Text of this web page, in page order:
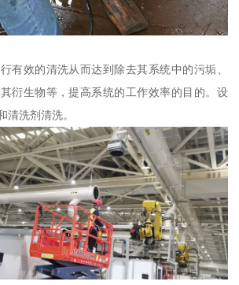
有效的清洗从而达到除去其系统中的污垢、
衍生物等，提高系统的工作效率的目的。设
清洗剂清洗。